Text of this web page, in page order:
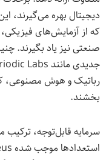
دیجیتال بهره می‌گیرند،
که از آزمایش‌های
صنعتی نیز یاد بگیرند.
رباتیک و هوش مصنوعی،
بخشند.
سرمایه قابل‌توجه،